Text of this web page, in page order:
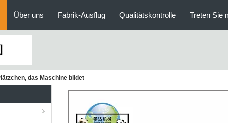
Über uns Fabrik-Ausflug Qualitätskontrolle Treten Sie
das Maschine bildet